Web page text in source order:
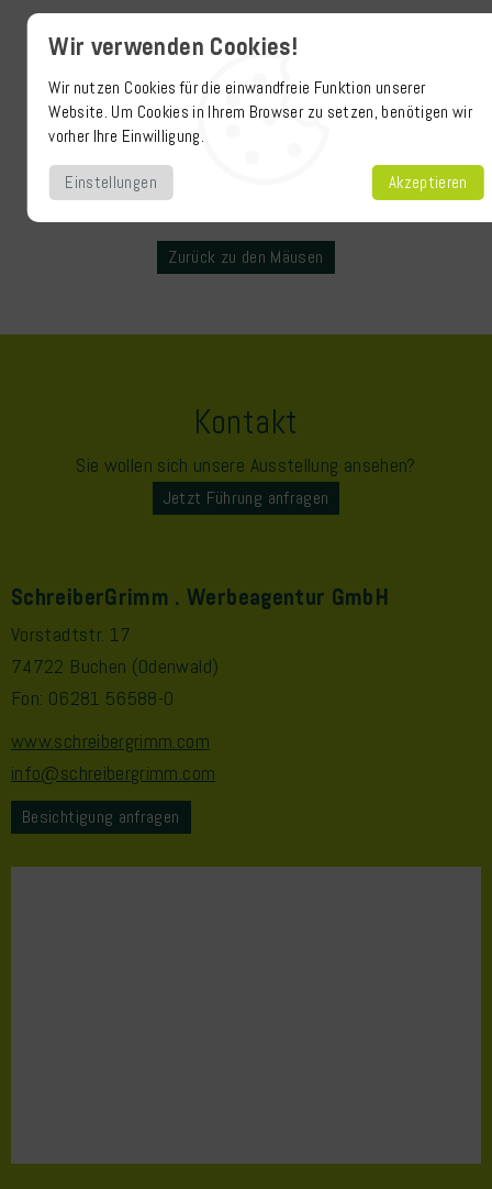
Wir verwenden Cookies!
Wir nutzen Cookies für die einwandfreie Funktion unserer
Website. Um Cookies in Ihrem Browser zu setzen, benötigen wir
vorher Ihre Einwilligung.
Einstellungen Akzeptieren
Zurück zu den Mäusen
Kontakt
Sie wollen sich unsere Ausstellung ansehen?
Jetzt Führung anfragen
SchreiberGrimm . Werbeagentur GmbH
Vorstadtstr. 17
74722 Buchen (Odenwald)
Fon: 06281 56588-0
www.schreibergrimm.com
info@schreibergrimm.com
Besichtigung anfragen